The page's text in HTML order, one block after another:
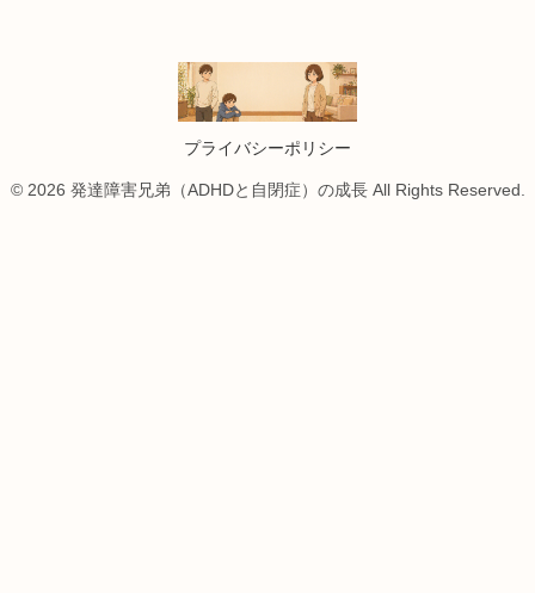
プライバシーポリシー
© 2026 発達障害兄弟（ADHDと自閉症）の成長 All Rights Reserved.